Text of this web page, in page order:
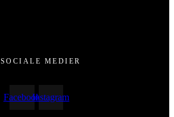
SOCIALE MEDIER
FacebookInstagram